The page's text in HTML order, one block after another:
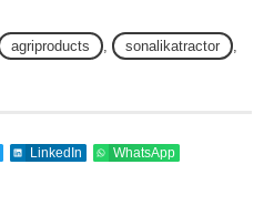
agriproducts sonalikatractor
LinkedIn WhatsApp